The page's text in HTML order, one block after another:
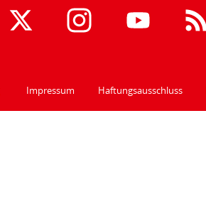
Impressum Haftungsausschluss